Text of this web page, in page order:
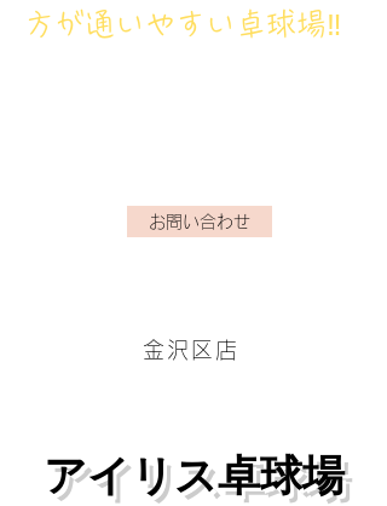
方が通いやすい卓球場‼
お問い合わせ
金沢区店
​アイリス卓球場